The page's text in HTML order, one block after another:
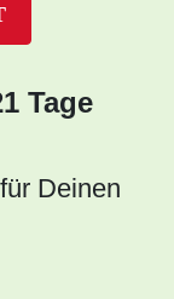
Tage
Deinen